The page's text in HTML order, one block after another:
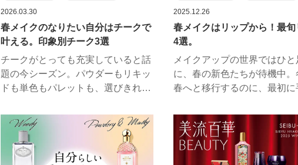
チーク
ジルスチュアート
イヴ・サンローラン・ボーテ
KANEBO
スナイデル ビューティ
2026.03.30
春メイクのなりたい自分はチークで
叶える。印象別チーク3選
チークがとっても充実していると話
題の今シーズン。パウダーもリキッ
ドも単色もパレットも、選びきれな
に入れたいのは内側からにじみ出る
ような自然なツヤと血色感。ヘルシ
ーなのに、どこかほのかに色っぽ
く。チークの力を、最大限に！
リップ
限定色 エスティ ローダ
ポール ＆ ジョー ボーテ
ジバンシイ ビューティー
イヴ・サンローラン・ボーテ
2025.12.26
春メイクはリップから！最旬
4選。
メイクアップの世界ではひ
に、春の新色たちが待機中。
春へと移行するのに、最初に
ズンは、軽やかな色と質感の
限定色が目白押し。唇にのせ
然に笑顔が生まれる、春のリ
リエーションをご紹介します